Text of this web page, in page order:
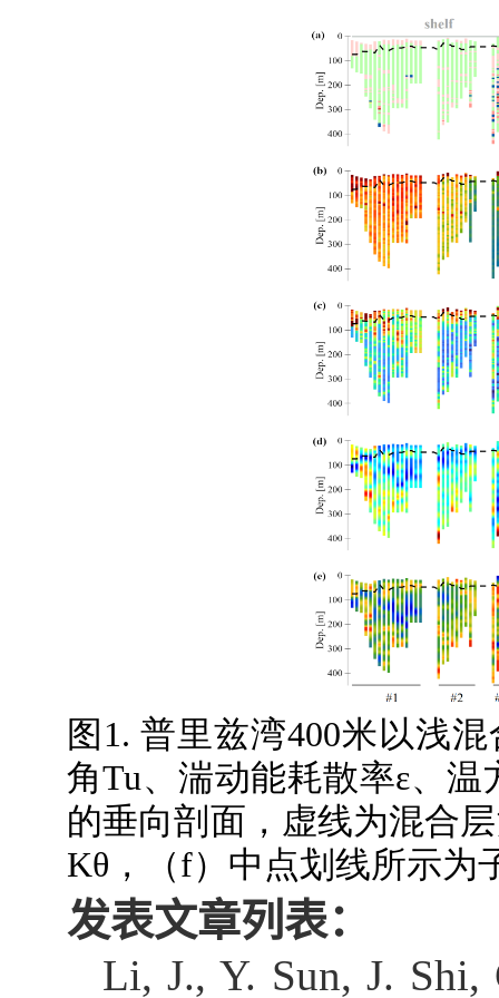
图 1.普里兹湾400米以浅
角Tu、湍动能耗散率ε、温
的垂向剖面，虚线为混合
Kθ ，（f）中点划线所示为
发表文章列表：
Li, J., Y. Sun, J. Shi,